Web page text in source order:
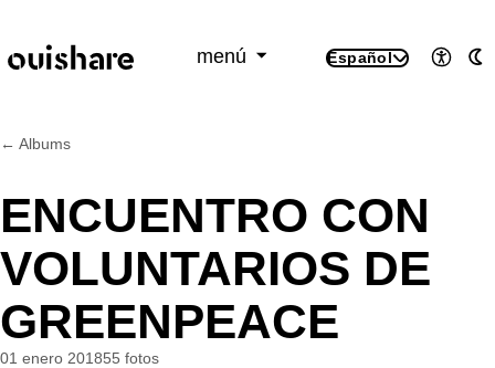
menú
Español
← Albums
ENCUENTRO CON
VOLUNTARIOS DE
GREENPEACE
01 enero 201855 fotos